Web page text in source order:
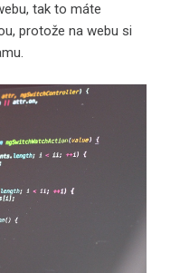
tak to máte
protože na webu si